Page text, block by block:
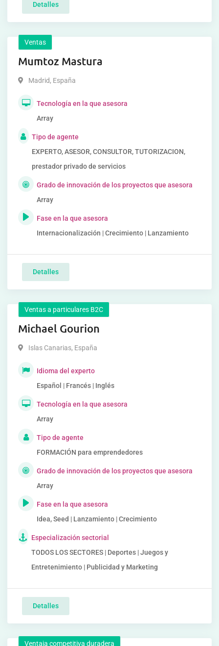
Detalles
Ventas
Mumtoz Mastura
Madrid, España
Tecnología en la que asesora
Array
Tipo de agente
EXPERTO, ASESOR, CONSULTOR, TUTORIZACION,
prestador privado de servicios
Grado de innovación de los proyectos que asesora
Array
Fase en la que asesora
Internacionalización | Crecimiento | Lanzamiento
Detalles
Ventas a particulares B2C
Michael Gourion
Islas Canarias, España
Idioma del experto
Español | Francés | Inglés
Tecnología en la que asesora
Array
Tipo de agente
FORMACIÓN para emprendedores
Grado de innovación de los proyectos que asesora
Array
Fase en la que asesora
Idea, Seed | Lanzamiento | Crecimiento
Especialización sectorial
TODOS LOS SECTORES | Deportes | Juegos y
Entretenimiento | Publicidad y Marketing
Detalles
Ventaja competitiva duradera